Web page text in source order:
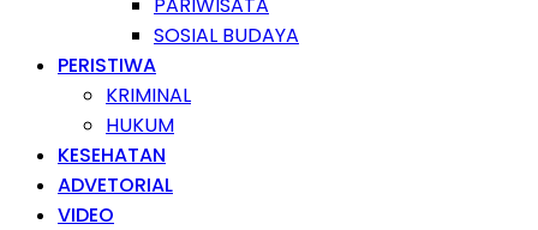
SOSIAL BUDAYA
PERISTIWA
KRIMINAL
HUKUM
KESEHATAN
ADVETORIAL
VIDEO